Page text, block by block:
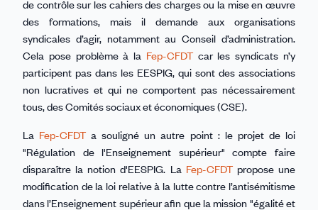
de contrôle sur les cahiers des charges ou la mise en œuvre
des formations, mais il demande aux organisations
syndicales d’agir, notamment au Conseil d’administration.
Cela pose problème à la Fep-CFDT car les syndicats n’y
participent pas dans les EESPIG, qui sont des associations
non lucratives et qui ne comportent pas nécessairement
tous, des Comités sociaux et économiques (CSE).
La Fep-CFDTa souligné un autre point : le projet de loi
"Régulation de l'Enseignement supérieur" compte faire
disparaître la notion d'EESPIG. La Fep-CFDTpropose une
modification de la loi relative à la lutte contre l’antisémitisme
dans l’Enseignement supérieurafin que la mission "égalité et